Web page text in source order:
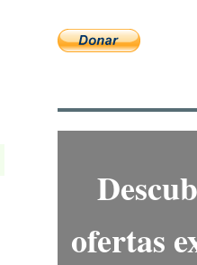
ofertas